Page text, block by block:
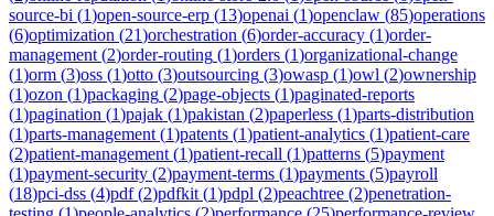
source-bi (1)open-source-erp (13)openai (1)openclaw (85)operations
(6)optimization (21)orchestration (6)order-accuracy (1)order-
management (2)order-routing (1)orders (1)organizational-change
(1)orm (3)oss (1)otto (3)outsourcing (3)owasp (1)owl (2)ownership
(1)ozon (1)packaging (2)page-objects (1)paginated-reports
(1)pagination (1)pajak (1)pakistan (2)paperless (1)parts-distribution
(1)parts-management (1)patents (1)patient-analytics (1)patient-care
(2)patient-management (1)patient-recall (1)patterns (5)payment
(1)payment-security (2)payment-terms (1)payments (5)payroll
(18)pci-dss (4)pdf(2)pdfkit (1)pdpl (2)peachtree (2)penetration-